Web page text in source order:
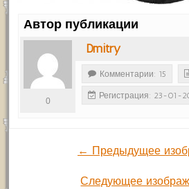
Автор публикации
Dmitry
0
Комментарии: 15
Регистрация: 23-01-
← Предыдущее
Следующее